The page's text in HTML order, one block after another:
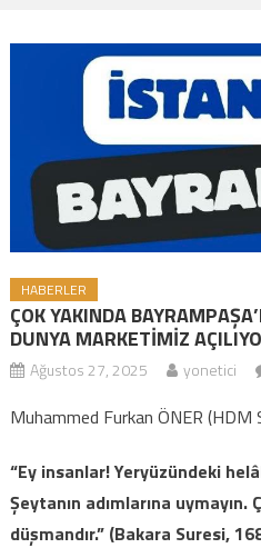
HABERLER
ÇOK YAKINDA
DUNYA MARKETİMİZ
Ağustos 27, 2025 yonetici
Muhammed Furkan ÖNER (HDM
“Ey insanlar! Yeryüzündeki
Şeytanın adımlarına uymayın.
düşmandır.” (Bakara Suresi,